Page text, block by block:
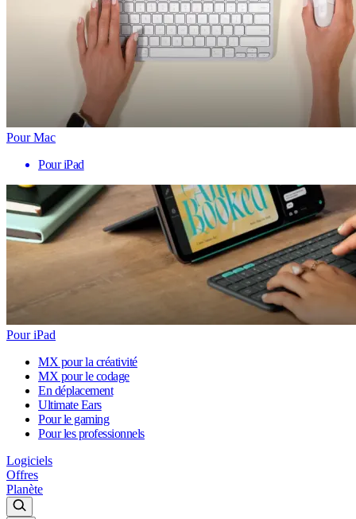
Pour Mac
Pour iPad
Pour iPad
MX pour la créativité
MX pour le codage
En déplacement
Ultimate Ears
Pour le gaming
Pour les professionnels
Logiciels
Offres
Planète